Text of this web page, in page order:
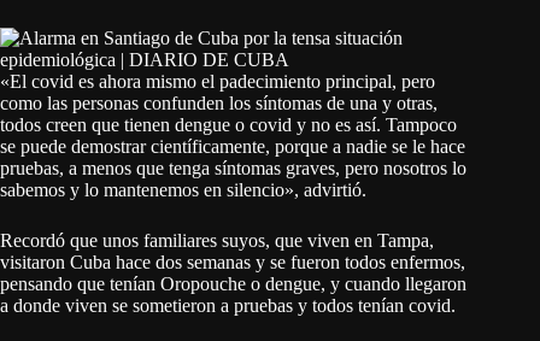
«El covid es ahora mismo el padecimiento principal, pero
como las personas confunden los síntomas de una y otras,
todos creen que tienen dengue o covid y no es así. Tampoco
se puede demostrar científicamente, porque a nadie se le hace
pruebas, a menos que tenga síntomas graves, pero nosotros lo
sabemos y lo mantenemos en silencio», advirtió.
Recordó que unos familiares suyos, que viven en Tampa,
visitaron Cuba hace dos semanas y se fueron todos enfermos,
pensando que tenían Oropouche o dengue, y cuando llegaron
a donde viven se sometieron a pruebas y todos tenían covid.